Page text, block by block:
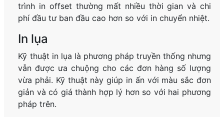
trình in offset thường mất nhiều thời gian và chi
phí đầu tư ban đầu cao hơn so với in chuyển nhiệt.
In lụa
Kỹ thuật in lụa là phương pháp truyền thống nhưng
vẫn được ưa chuộng cho các đơn hàng số lượng
vừa phải. Kỹ thuật này giúp in ấn với màu sắc đơn
giản và có giá thành hợp lý hơn so với hai phương
pháp trên.